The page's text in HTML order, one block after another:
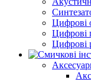
Цифрові
Цифрові
Цифрові